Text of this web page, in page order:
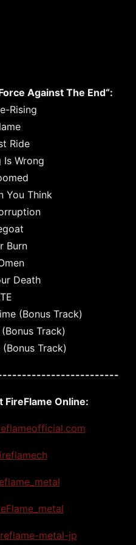
Against The End“:
Rising
Ride
Is Wrong
You Think
Burn
Death
(Bonus Track)
Track)
Track)
FireFlame Online:
metal-jp